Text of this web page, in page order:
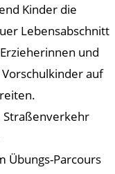
Kinder die
Lebensabschnitt
und
auf
Straßenverkehr
Übungs-Parcours